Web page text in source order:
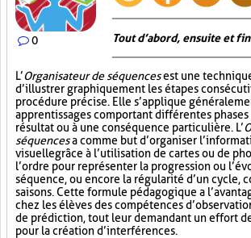
0 Tout d’abord, ensuite et
L’Organisateur de séquencesest une
d’illustrer graphiquement les étapes
procédure précise. Elle s’applique
apprentissages comportant différentes
résultat ou à une conséquence particulière. L’
séquencesa comme but d’organiser
visuellegrâce à l’utilisation de cartes ou de
l’ordre pour représenter la progression ou
séquence, ou encore la régularité d’un cycle,
saisons. Cette formule pédagogique a
chez les élèves des compétences
de prédiction, tout leur demandant un effort
pour la création d’interférences.